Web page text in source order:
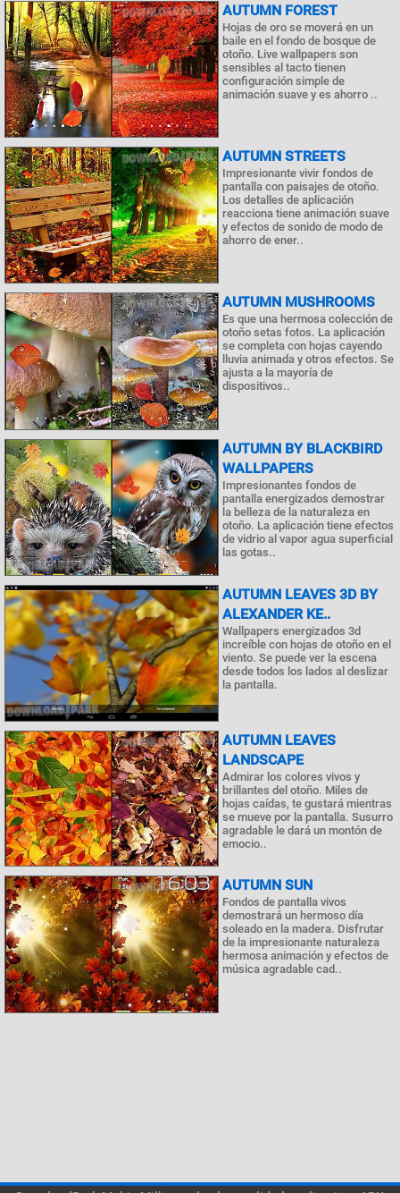
AUTUMN FOREST
Hojas de oro se moverá en un
baile en el fondo de bosque de
otoño. Live wallpapers son
sensibles al tacto tienen
configuración simple de
animación suave y es ahorro ..
AUTUMN STREETS
Impresionante vivir fondos de
pantalla con paisajes de otoño.
Los detalles de aplicación
reacciona tiene animación suave
y efectos de sonido de modo de
ahorro de ener..
AUTUMN MUSHROOMS
Es que una hermosa colección de
otoño setas fotos. La aplicación
se completa con hojas cayendo
lluvia animada y otros efectos. Se
ajusta a la mayoría de
dispositivos..
AUTUMN BY BLACKBIRD
WALLPAPERS
Impresionantes fondos de
pantalla energizados demostrar
la belleza de la naturaleza en
otoño. La aplicación tiene efectos
de vidrio al vapor agua superficial
las gotas..
AUTUMN LEAVES 3D BY
ALEXANDER KE..
Wallpapers energizados 3d
increíble con hojas de otoño en el
viento. Se puede ver la escena
desde todos los lados al deslizar
la pantalla.
AUTUMN LEAVES
LANDSCAPE
Admirar los colores vivos y
brillantes del otoño. Miles de
hojas caídas, te gustará mientras
se mueve por la pantalla. Susurro
agradable le dará un montón de
emocio..
AUTUMN SUN
Fondos de pantalla vivos
demostrará un hermoso día
soleado en la madera. Disfrutar
de la impresionante naturaleza
hermosa animación y efectos de
música agradable cad..